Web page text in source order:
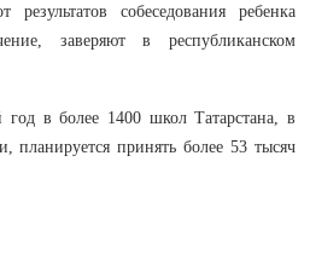
собеседования ребенка
заверяют в республиканском
в более 1400 школ Татарстана, в
планируется принять более 53 тысяч